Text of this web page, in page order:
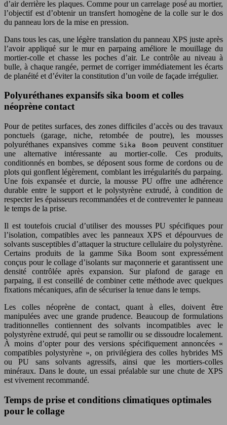
d’air derrière les plaques. Comme pour un carrelage posé au mortier,
l’objectif est d’obtenir un transfert homogène de la colle sur le dos
du panneau lors de la mise en pression.
Dans tous les cas, une légère translation du panneau XPS juste après
l’avoir appliqué sur le mur en parpaing améliore le mouillage du
mortier-colle et chasse les poches d’air. Le contrôle au niveau à
bulle, à chaque rangée, permet de corriger immédiatement les écarts
de planéité et d’éviter la constitution d’un voile de façade irrégulier.
Polyuréthanes expansifs sika boom et colles
néoprène contact
Pour de petites surfaces, des zones difficiles d’accès ou des travaux
ponctuels (garage, niche, retombée de poutre), les mousses
polyuréthanes expansives comme Sika Boom peuvent constituer
une alternative intéressante au mortier-colle. Ces produits,
conditionnés en bombes, se déposent sous forme de cordons ou de
plots qui gonflent légèrement, comblant les irrégularités du parpaing.
Une fois expansée et durcie, la mousse PU offre une adhérence
durable entre le support et le polystyrène extrudé, à condition de
respecter les épaisseurs recommandées et de contreventer le panneau
le temps de la prise.
Il est toutefois crucial d’utiliser des mousses PU spécifiques pour
l’isolation, compatibles avec les panneaux XPS et dépourvues de
solvants susceptibles d’attaquer la structure cellulaire du polystyrène.
Certains produits de la gamme Sika Boom sont expressément
conçus pour le collage d’isolants sur maçonnerie et garantissent une
densité contrôlée après expansion. Sur plafond de garage en
parpaing, il est conseillé de combiner cette méthode avec quelques
fixations mécaniques, afin de sécuriser la tenue dans le temps.
Les colles néoprène de contact, quant à elles, doivent être
manipulées avec une grande prudence. Beaucoup de formulations
traditionnelles contiennent des solvants incompatibles avec le
polystyrène extrudé, qui peut se ramollir ou se dissoudre localement.
À moins d’opter pour des versions spécifiquement annoncées «
compatibles polystyrène », on privilégiera des colles hybrides MS
ou PU sans solvants agressifs, ainsi que les mortiers-colles
minéraux. Dans le doute, un essai préalable sur une chute de XPS
est vivement recommandé.
Temps de prise et conditions climatiques optimales
pour le collage